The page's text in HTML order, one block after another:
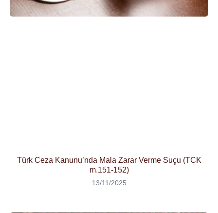
Türk Ceza Kanunu’nda Mala Zarar Verme Suçu (TCK
m.151-152)
13/11/2025